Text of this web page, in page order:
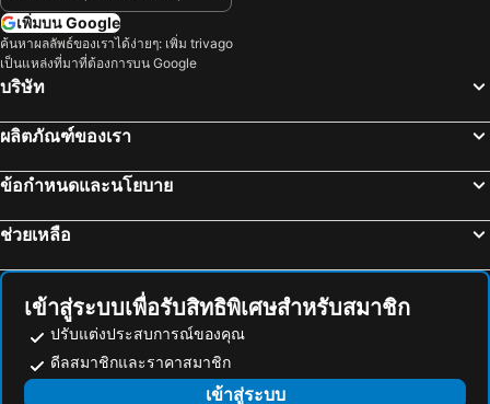
Violet Tower at Khaosan Palace
โรงแรมปรินซ์พาเลซ
Ibis Bangkok Riverside
Lancaster Bangkok
โรงแรมอิเลฟเว่่น
โรงแรม แรมแบรนดท์ กรุงเทพฯ
V Resotel
โรงแรม 13 เหรียญ บางใหญ่
Westgate Residence Hotel
Grand Richmond Stylish Convention Hotel
โรงแรมเบดบายครูส แอท สามัคคี-ติวานนท์
Villa Baron Sha Plus
Riverine Place Hotel and Residence
Oakwood Suites Tiwanon Bangkok
Kalanan Riverside Resort
เยาวราช
สะพานข้ามแม่น้ำแคว
หาดเขาตะเกียบ
พัทยาเหนือ
สยามพารากอน
สยามสแควร์
แกลง
สวนนงนุช
Cha-am Beach
สถานีรถไฟหัวลำโพง
บีทีเอส พร้อมพงษ์
บีทีเอส อารีย์
บีทีเอส พญาไท
เพิ่มบน Google
ค้นหาผลลัพธ์ของเราได้ง่ายๆ: เพิ่ม trivago
เป็นแหล่งที่มาที่ต้องการบน Google
บริษัท
ผลิตภัณฑ์ของเรา
ข้อกำหนดและนโยบาย
ช่วยเหลือ
เข้าสู่ระบบเพื่อรับสิทธิพิเศษสำหรับสมาชิก
ปรับแต่งประสบการณ์ของคุณ
ดีลสมาชิกและราคาสมาชิก
เข้าสู่ระบบ